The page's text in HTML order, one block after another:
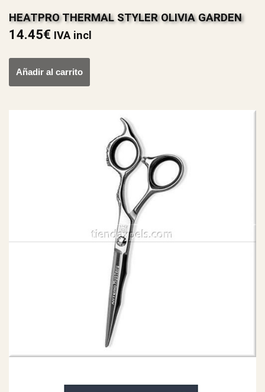
HEATPRO THERMAL STYLER OLIVIA GARDEN
14.45€ IVA incl
Añadir al carrito